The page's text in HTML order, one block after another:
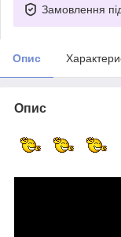
Замовлення
Опис
Опис